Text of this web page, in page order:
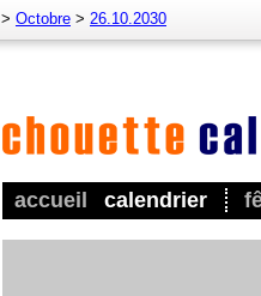
accueil calendrier
> Octobre > 26.10.2030